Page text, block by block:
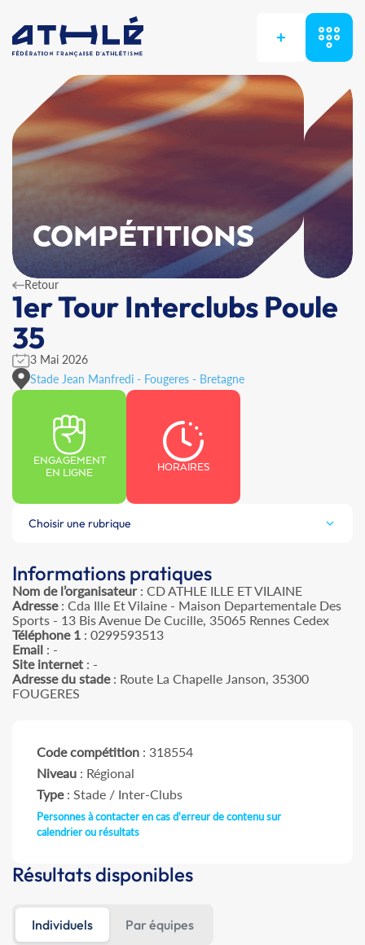
+
COMPÉTITIONS
Retour
1er Tour Interclubs Poule
35
3 Mai 2026
Stade Jean Manfredi - Fougeres - Bretagne
ENGAGEMENT
EN LIGNE
HORAIRES
Choisir une rubrique
Informations pratiques
Nom de l’organisateur: CD ATHLE ILLE ET VILAINE
Adresse: Cda Ille Et Vilaine - Maison Departementale Des
Sports - 13 Bis Avenue De Cucille, 35065 Rennes Cedex
Téléphone 1 : 0299593513
Email : -
Site internet : -
Adresse du stade: Route La Chapelle Janson, 35300
FOUGERES
Code compétition : 318554
Niveau : Régional
Type: Stade / Inter-Clubs
Personnes à contacter en cas d'erreur de contenu sur
calendrier ou résultats
Résultats disponibles
Individuels Par équipes